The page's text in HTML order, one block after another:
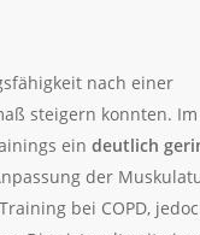
nach einer
steigern konnten. Im
eindeutlich
der
bei COPD,